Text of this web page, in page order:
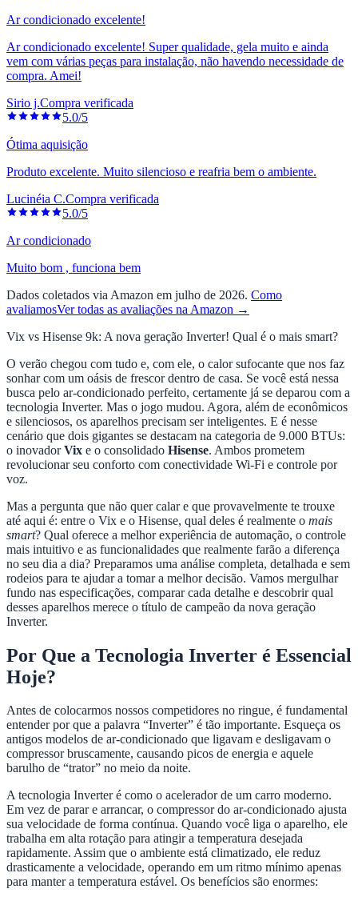
Ar condicionado excelente!
Ar condicionado excelente! Super qualidade, gela muito e ainda
vem com várias peças para instalação, não havendo necessidade de
compra. Amei!
Sirio j.Compra verificada
5.0/5
Ótima aquisição
Produto excelente. Muito silencioso e reafria bem o ambiente.
Lucinéia C.Compra verificada
5.0/5
Ar condicionado
Muito bom , funciona bem
Dados coletados via Amazon em julho de 2026. Como
avaliamosVer todas as avaliações na Amazon →
Vix vs Hisense 9k: A nova geração Inverter! Qual é o mais smart?
O verão chegou com tudo e, com ele, o calor sufocante que nos faz
sonhar com um oásis de frescor dentro de casa. Se você está nessa
busca pelo ar-condicionado perfeito, certamente já se deparou com a
tecnologia Inverter. Mas o jogo mudou. Agora, além de econômicos
e silenciosos, os aparelhos precisam ser inteligentes. E é nesse
cenário que dois gigantes se destacam na categoria de 9.000 BTUs:
o inovadorVix e o consolidado Hisense. Ambos prometem
revolucionar seu conforto com conectividade Wi-Fi e controle por
voz.
Mas a pergunta que não quer calar e que provavelmente te trouxe
até aqui é: entre o Vix e o Hisense, qual deles é realmente o mais
smart? Qual oferece a melhor experiência de automação, o controle
mais intuitivo e as funcionalidades que realmente farão a diferença
no seu dia a dia? Preparamos uma análise completa, detalhada e sem
rodeios para te ajudar a tomar a melhor decisão. Vamos mergulhar
fundo nas especificações, comparar cada detalhe e descobrir qual
desses aparelhos merece o título de campeão da nova geração
Inverter.
Por Que a Tecnologia Inverter é Essencial
Hoje?
Antes de colocarmos nossos competidores no ringue, é fundamental
entender por que a palavra “Inverter” é tão importante. Esqueça os
antigos modelos de ar-condicionado que ligavam e desligavam o
compressor bruscamente, causando picos de energia e aquele
barulho de “trator” no meio da noite.
A tecnologia Inverter é como o acelerador de um carro moderno.
Em vez de parar e arrancar, o compressor do ar-condicionado ajusta
sua velocidade de forma contínua. Quando você liga o aparelho, ele
trabalha em alta rotação para atingir a temperatura desejada
rapidamente. Assim que o ambiente está climatizado, ele reduz
drasticamente a velocidade, operando em um ritmo mínimo apenas
para manter a temperatura estável. Os benefícios são enormes: